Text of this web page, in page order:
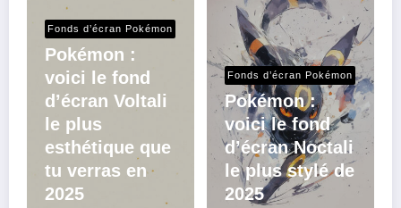
Fonds d’écran Pokémon
Pokémon :
voici le fond
d’écran Voltali
le plus
esthétique que
tu verras en
2025
Fonds d’écran Pokémon
Pokémon :
voici le fond
d’écran Noctali
le plus stylé de
2025